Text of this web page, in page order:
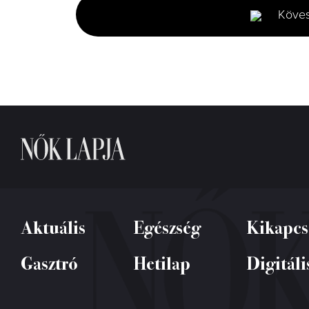
minutes,
6
seconds
Aktuális Egészség
Kikapcs
Gasztró
Hetilap